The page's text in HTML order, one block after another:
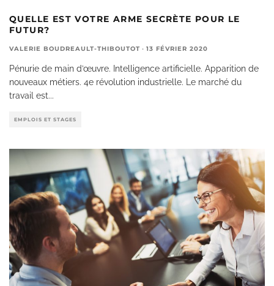
QUELLE EST VOTRE ARME SECRÈTE POUR LE
FUTUR?
VALERIE BOUDREAULT-THIBOUTOT · 13 FÉVRIER 2020
Pénurie de main d’œuvre. Intelligence artificielle. Apparition de
nouveaux métiers. 4e révolution industrielle. Le marché du
travail est...
EMPLOIS ET STAGES